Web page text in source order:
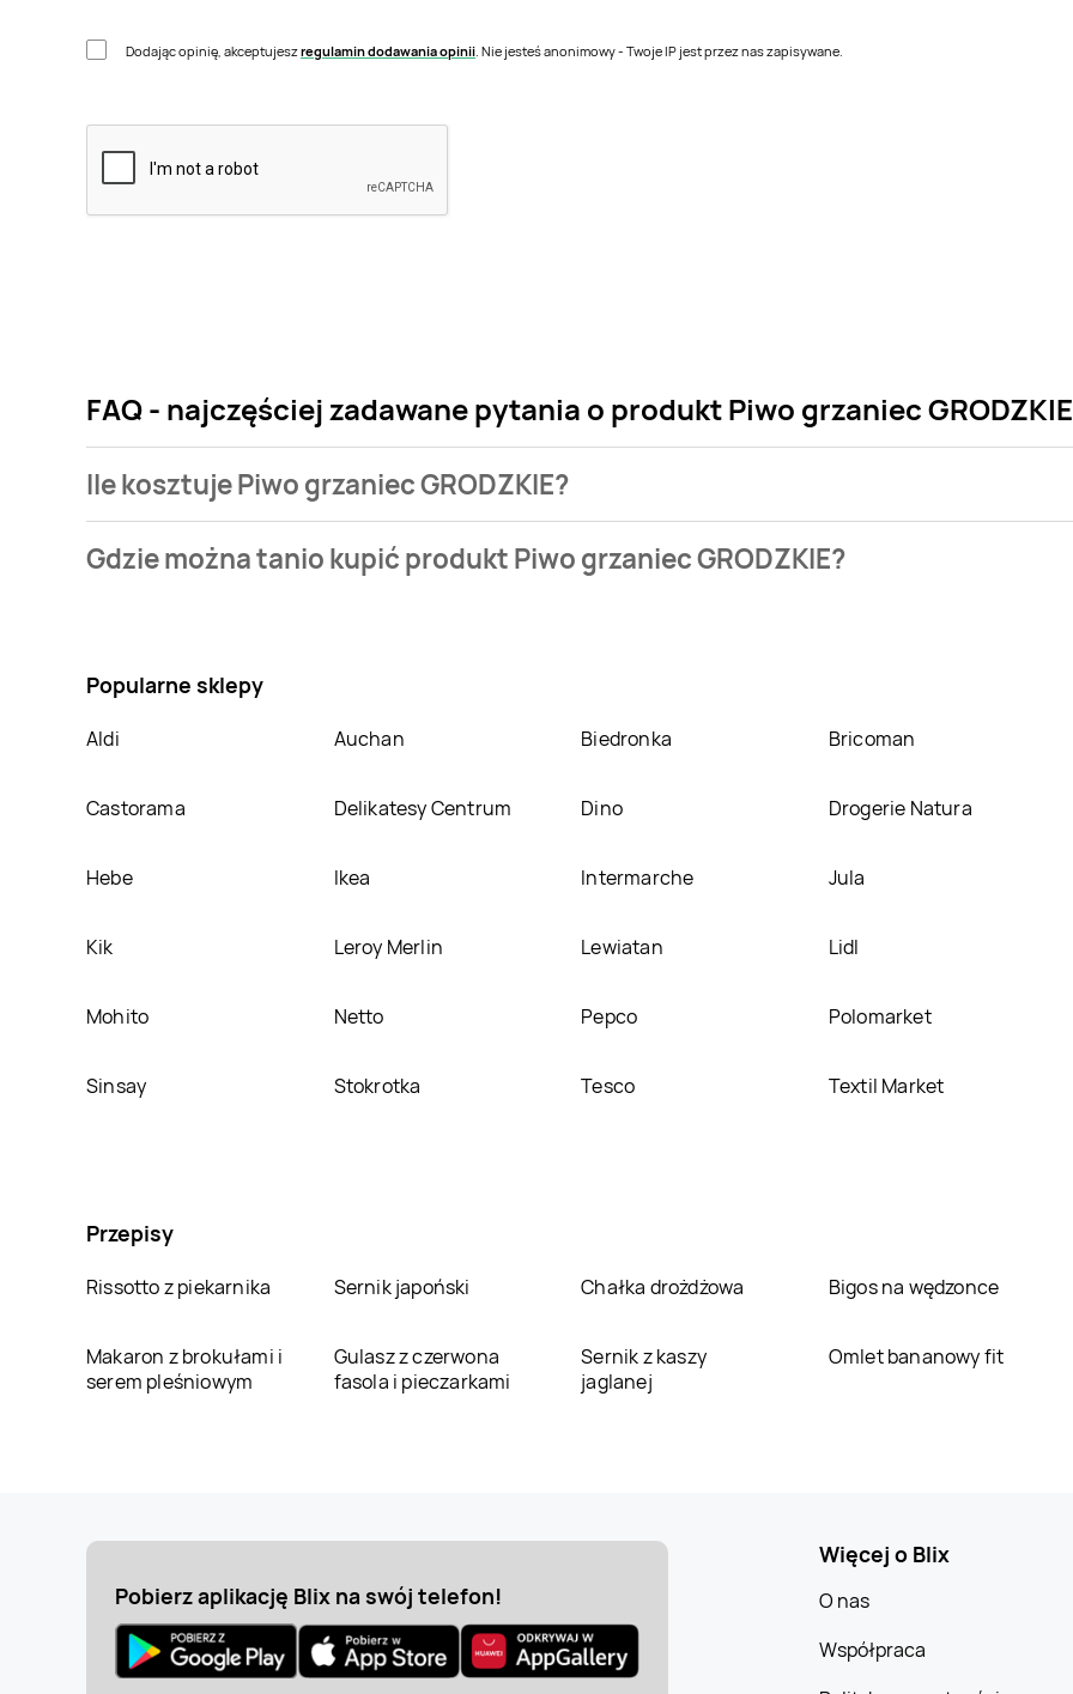
Dodając opinię, akceptujeszregulamin dodawania opinii . Nie jesteś anonimowy - Twoje IP jest przez nas zapisywane.
FAQ - najczęściej zadawane pytania o produkt Piwo grzaniec GRODZKIE
Ile kosztuje Piwo grzaniec GRODZKIE?
GRODZKIE kosztuje od 4,29 zł.
Gdzie można tanio kupić produkt Piwo grzaniec GRODZKIE?
Popularne sklepy
Aldi Auchan Biedronka Bricoman
Castorama Delikatesy Centrum Dino Drogerie Natura
Hebe Ikea Intermarche Jula
Kik Leroy Merlin Lewiatan Lidl
Mohito Netto Pepco Polomarket
Sinsay Stokrotka Tesco Textil Market
Przepisy
Rissotto z piekarnika Sernik japoński Chałka drożdżowa Bigos na wędzonce
Makaron z brokułami i
serem pleśniowym
Gulasz z czerwona
fasola i pieczarkami
Sernik z kaszy
jaglanej
Omlet bananowy fit
Pobierz aplikację Blix na swój telefon!
Więcej o Blix
O nas
Współpraca